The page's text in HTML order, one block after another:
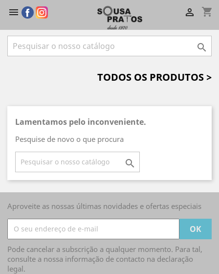
 shopping_cart


TODOS OS PRODUTOS >
Lamentamos pelo inconveniente.
Pesquise de novo o que procura

Aproveite as nossas últimas novidades e ofertas especiais
Pode cancelar a subscrição a qualquer momento. Para tal,
consulte a nossa informação de contacto na declaração
legal.